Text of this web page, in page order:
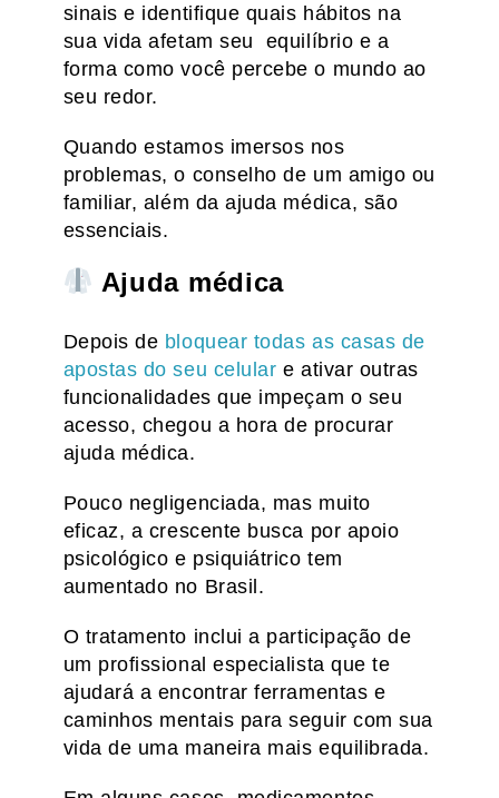
sinais e identifique quais hábitos na
sua vida afetam seu equilíbrio e a
forma como você percebe o mundo ao
seu redor.
Quando estamos imersos nos
problemas, o conselho de um amigo ou
familiar, além da ajuda médica, são
essenciais.
Ajuda médica
Depois de bloquear todas as casas de
apostas do seu celular e ativar outras
funcionalidades que impeçam o seu
acesso, chegou a hora de procurar
ajuda médica.
Pouco negligenciada, mas muito
eficaz, a crescente busca por apoio
psicológico e psiquiátrico tem
aumentado no Brasil.
O tratamento inclui a participação de
um profissional especialista que te
ajudará a encontrar ferramentas e
caminhos mentais para seguir com sua
vida de uma maneira mais equilibrada.